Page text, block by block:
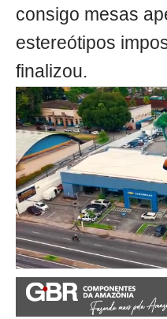
consigo mesas
estereótipos
finalizou.